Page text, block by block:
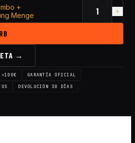
+
Menge
→
GARANTÍA OFICIAL
DEVOLUCIÓN 30 DÍAS